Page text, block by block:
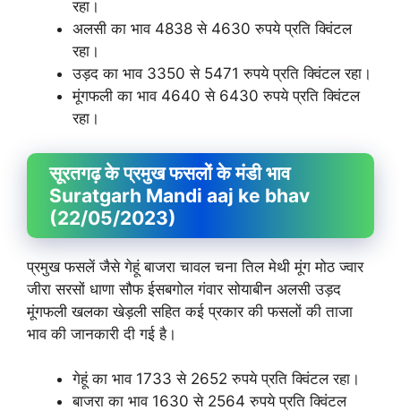
रहा।
अलसी का भाव 4838 से 4630 रुपये प्रति क्विंटल
रहा।
उड़द का भाव 3350 से 5471 रुपये प्रति क्विंटल रहा।
मूंगफली का भाव 4640 से 6430 रुपये प्रति क्विंटल
रहा।
सूरतगढ़ के प्रमुख फसलों के मंडी भाव
Suratgarh Mandi aaj ke bhav
(22/05/2023)
प्रमुख फसलें जैसे गेहूं बाजरा चावल चना तिल मेथी मूंग मोठ ज्वार
जीरा सरसों धाणा सौफ ईसबगोल गंवार सोयाबीन अलसी उड़द
मूंगफली खलका खेड़ली सहित कई प्रकार की फसलों की ताजा
भाव की जानकारी दी गई है।
गेहूं का भाव 1733 से 2652 रुपये प्रति क्विंटल रहा।
बाजरा का भाव 1630 से 2564 रुपये प्रति क्विंटल